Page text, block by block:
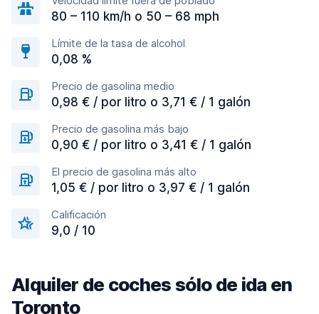
80 – 110 km/h o 50 – 68 mph
Límite de la tasa de alcohol
0,08 %
Precio de gasolina medio
0,98 € / por litro o 3,71 € / 1 galón
Precio de gasolina más bajo
0,90 € / por litro o 3,41 € / 1 galón
El precio de gasolina más alto
1,05 € / por litro o 3,97 € / 1 galón
Calificación
9,0 / 10
Alquiler de coches sólo de ida en
Toronto